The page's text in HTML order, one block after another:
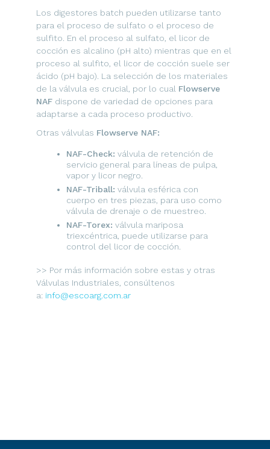
Los digestores batch pueden utilizarse tanto
para el proceso de sulfato o el proceso de
sulfito. En el proceso al sulfato, el licor de
cocción es alcalino (pH alto) mientras que en el
proceso al sulfito, el licor de cocción suele ser
ácido (pH bajo). La selección de los materiales
de la válvula es crucial, por lo cual Flowserve
NAFdispone de variedad de opciones para
adaptarse a cada proceso productivo.
Otras válvulas Flowserve NAF:
NAF-Check: válvula de retención de
servicio general para líneas de pulpa,
vapor y licor negro.
NAF-Triball: válvula esférica con
cuerpo en tres piezas, para uso como
válvula de drenaje o de muestreo.
NAF-Torex: válvula mariposa
triexcéntrica, puede utilizarse para
control del licor de cocción.
>> Por más información sobre estas y otras
Válvulas Industriales, consúltenos
a: info@escoarg.com.ar